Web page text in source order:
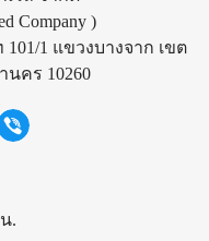
Company )
1 แขวงบางจาก เขต
คร 10260
.